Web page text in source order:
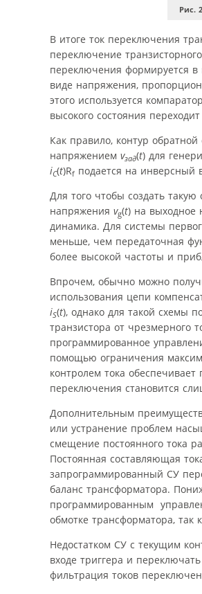
Рис.
В итоге ток переключения
переключение
переключения формируется в
виде напряжения,
этого используется
высокого состояния
Как правило, контур
напряжением vзад(t) для
iC(t)Rf подается на инверсный
Для того чтобы создать
напряжения vg(t) на выходное
динамика. Для системы
меньше, чем передаточная
более высокой частоты и
Впрочем, обычно можно
использования цепи
iS(t), однако для такой схемы
транзистора от чрезмерного
программированное
помощью ограничения
контролем тока
переключения становится
Дополнительным
или устранение проблем
смещение постоянного тока
Постоянная составляющая
запрограммированный СУ
баланс трансформатора.
программированным
обмотке трансформатора, так
Недостатком СУ с текущим
входе триггера и
фильтрация токов